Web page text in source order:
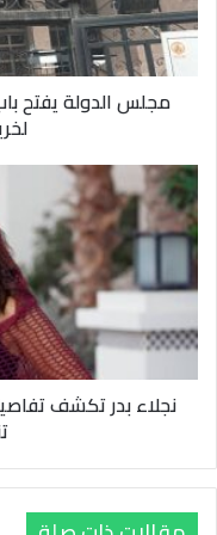
«مندوب
مساعد»
لخريجي
مجلس الدولة يفتح
نجلاء
بدر
تكشف
تفاصيل
لتسمم
حاد
في
مدريد
نجلاء بدر تكشف